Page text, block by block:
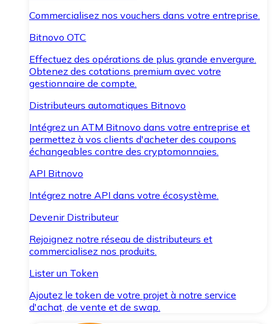
Commercialisez nos vouchers dans votre entreprise.
Bitnovo OTC
Effectuez des opérations de plus grande envergure.
Obtenez des cotations premium avec votre
gestionnaire de compte.
Distributeurs automatiques Bitnovo
Intégrez un ATM Bitnovo dans votre entreprise et
permettez à vos clients d'acheter des coupons
échangeables contre des cryptomonnaies.
API Bitnovo
Intégrez notre API dans votre écosystème.
Devenir Distributeur
Rejoignez notre réseau de distributeurs et
commercialisez nos produits.
Lister un Token
Ajoutez le token de votre projet à notre service
d'achat, de vente et de swap.